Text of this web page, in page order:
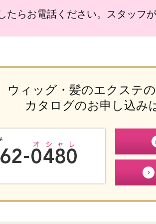
たらお電話ください。スタッフ
ウィッグ・髪のエクステの
カタログのお申し込み